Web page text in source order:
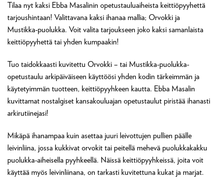
Tilaa nyt kaksi Ebba Masalinin opetustauluaiheista keittiöpyyhettä
tarjoushintaan! Valittavana kaksi ihanaa mallia; Orvokki ja
Mustikka-puolukka. Voit valita tarjoukseen joko kaksi samanlaista
keittiöpyyhettä tai yhden kumpaakin!
Tuo taidokkaasti kuvitettu Orvokki – tai Mustikka-puolukka-
opetustaulu arkipäiväiseen käyttöösi yhden kodin tärkeimmän ja
käytetyimmän tuotteen, keittiöpyyhkeen kautta. Ebba Masalin
kuvittamat nostalgiset kansakouluajan opetustaulut piristää ihanasti
arkirutiinejasi!
Mikäpä ihanampaa kuin asettaa juuri leivottujen pullien päälle
leivinliina, jossa kukkivat orvokit tai peitellä mehevä puolukkakakku
puolukka-aiheisella pyyhkeellä. Näissä keittiöpyyhkeissä, joita voit
käyttää myös leivinliinana, on tarkasti kuvitettuna kukat ja marjat.